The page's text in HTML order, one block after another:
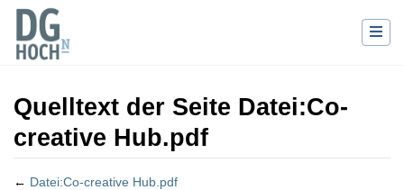
Quelltext der Seite Datei:Co-
creative Hub.pdf
← Datei:Co-creative Hub.pdf